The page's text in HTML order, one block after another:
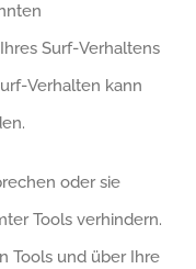
Surf-Verhaltens
Verhalten kann
oder sie
Tools verhindern.
Tools und über Ihre